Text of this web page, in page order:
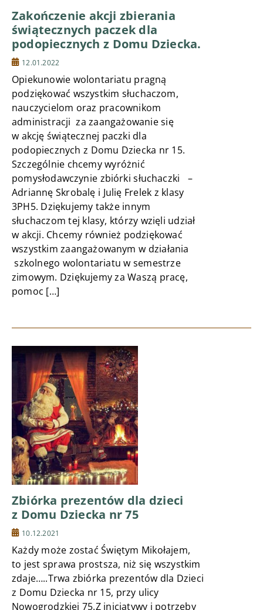
Zakończenie akcji zbierania
świątecznych paczek dla
podopiecznych z Domu Dziecka.
12.01.2022
Opiekunowie wolontariatu pragną
podziękować wszystkim słuchaczom,
nauczycielom oraz pracownikom
administracji za zaangażowanie się
w akcję świątecznej paczki dla
podopiecznych z Domu Dziecka nr 15.
Szczególnie chcemy wyróżnić
pomysłodawczynie zbiórki słuchaczki –
Adriannę Skrobalę i Julię Frelek z klasy
3PH5. Dziękujemy także innym
słuchaczom tej klasy, którzy wzięli udział
w akcji. Chcemy również podziękować
wszystkim zaangażowanym w działania
szkolnego wolontariatu w semestrze
zimowym. Dziękujemy za Waszą pracę,
pomoc […]
Zbiórka prezentów dla dzieci
z Domu Dziecka nr 75
10.12.2021
Każdy może zostać Świętym Mikołajem,
to jest sprawa prostsza, niż się wszystkim
zdaje…..Trwa zbiórka prezentów dla Dzieci
z Domu Dziecka nr 15, przy ulicy
Nowogrodzkiej 75.Z inicjatywy i potrzeby